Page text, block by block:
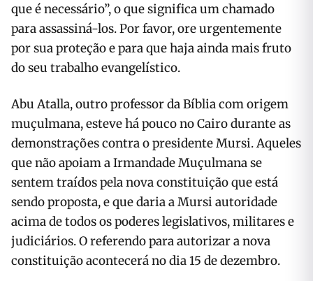
que é necessário”, o que significa um chamado
para assassiná-los. Por favor, ore urgentemente
por sua proteção e para que haja ainda mais fruto
do seu trabalho evangelístico.
Abu Atalla, outro professor da Bíblia com origem
muçulmana, esteve há pouco no Cairo durante as
demonstrações contra o presidente Mursi. Aqueles
que não apoiam a Irmandade Muçulmana se
sentem traídos pela nova constituição que está
sendo proposta, e que daria a Mursi autoridade
acima de todos os poderes legislativos, militares e
judiciários. O referendo para autorizar a nova
constituição acontecerá no dia 15 de dezembro.